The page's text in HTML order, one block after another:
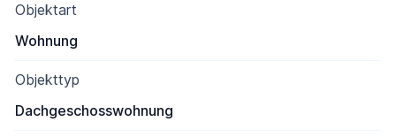
Objektart
Wohnung
Objekttyp
Dachgeschosswohnung